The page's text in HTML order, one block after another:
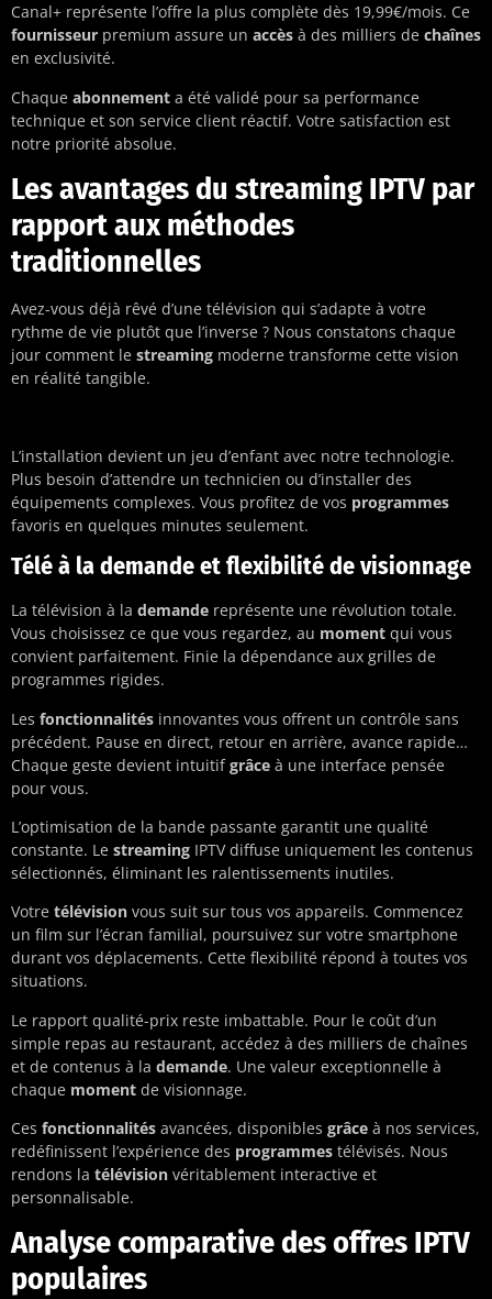
Canal+ représente l’offre la plus complète dès 19,99€/mois. Ce
fournisseur premium assure un accès à des milliers de chaînes
en exclusivité.
Chaque abonnement a été validé pour sa performance
technique et son service client réactif. Votre satisfaction est
notre priorité absolue.
Les avantages du streaming IPTV par
rapport aux méthodes
traditionnelles
Avez-vous déjà rêvé d’une télévision qui s’adapte à votre
rythme de vie plutôt que l’inverse ? Nous constatons chaque
jour comment le streaming moderne transforme cette vision
en réalité tangible.
L’installation devient un jeu d’enfant avec notre technologie.
Plus besoin d’attendre un technicien ou d’installer des
équipements complexes. Vous profitez de vos programmes
favoris en quelques minutes seulement.
Télé à la demande et flexibilité de visionnage
La télévision à la demande représente une révolution totale.
Vous choisissez ce que vous regardez, au moment qui vous
convient parfaitement. Finie la dépendance aux grilles de
programmes rigides.
Les fonctionnalités innovantes vous offrent un contrôle sans
précédent. Pause en direct, retour en arrière, avance rapide…
Chaque geste devient intuitifgrâce à une interface pensée
pour vous.
L’optimisation de la bande passante garantit une qualité
constante. Le streaming IPTV diffuse uniquement les contenus
sélectionnés, éliminant les ralentissements inutiles.
Votre télévision vous suit sur tous vos appareils. Commencez
un film sur l’écran familial, poursuivez sur votre smartphone
durant vos déplacements. Cette flexibilité répond à toutes vos
situations.
Le rapport qualité-prix reste imbattable. Pour le coût d’un
simple repas au restaurant, accédez à des milliers de chaînes
et de contenus à la demande. Une valeur exceptionnelle à
chaque moment de visionnage.
Ces fonctionnalités avancées, disponibles grâce à nos services,
redéfinissent l’expérience des programmes télévisés. Nous
rendons la télévision véritablement interactive et
personnalisable.
Analyse comparative des offres IPTV
populaires